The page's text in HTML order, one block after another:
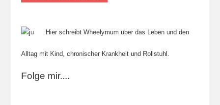
Hier schreibt Wheelymum über das Leben und den
Alltag mit Kind, chronischer Krankheit und Rollstuhl.
Folge mir....